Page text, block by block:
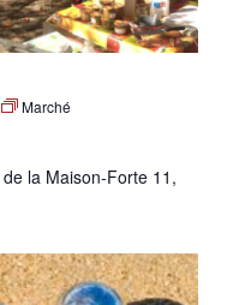
Marché
de la Maison-Forte 11,